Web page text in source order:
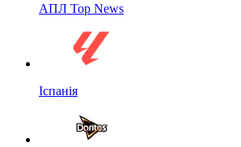
АПЛ Top News
Іспанія